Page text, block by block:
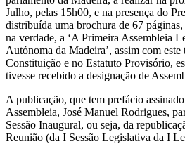
Julho, pelas 15h00, e na presença do
distribuída uma brochura de 67
na verdade, a ‘A Primeira Assembleia
Autónoma da Madeira’, assim com
Constituição e no Estatuto Provisório,
tivesse recebido a designação de
A publicação, que tem prefácio
Assembleia, José Manuel Rodrigues,
Sessão Inaugural, ou seja, da
Reunião (da I Sessão Legislativa da I